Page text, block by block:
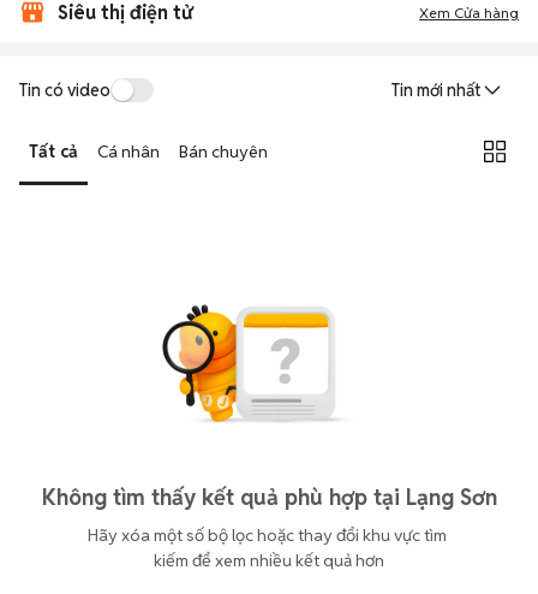
Siêu thị điện tử Xem Cửa hàng
Tin có video Tin mới nhất
Tất cả Cá nhân Bán chuyên
Không tìm thấy kết quả phù hợp tại Lạng Sơn
Hãy xóa một số bộ lọc hoặc thay đổi khu vực tìm
kiếm để xem nhiều kết quả hơn